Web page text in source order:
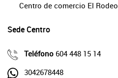
Centro de comercio El Rodeo
Sede Centro
Teléfono 604 448 15 14
3042678448